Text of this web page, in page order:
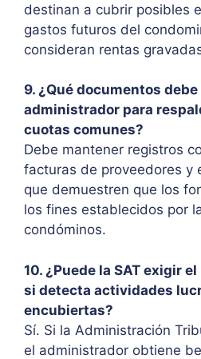
destinan a cubrir posibles
gastos futuros del
consideran rentas
9. ¿Qué documentos
administrador para
cuotas comunes?
Debe mantener registros
facturas de proveedores y
que demuestren que los
los fines establecidos por
condóminos.
10. ¿Puede la SAT exigir
si detecta actividades
encubiertas?
Sí. Si la Administración
el administrador obtiene